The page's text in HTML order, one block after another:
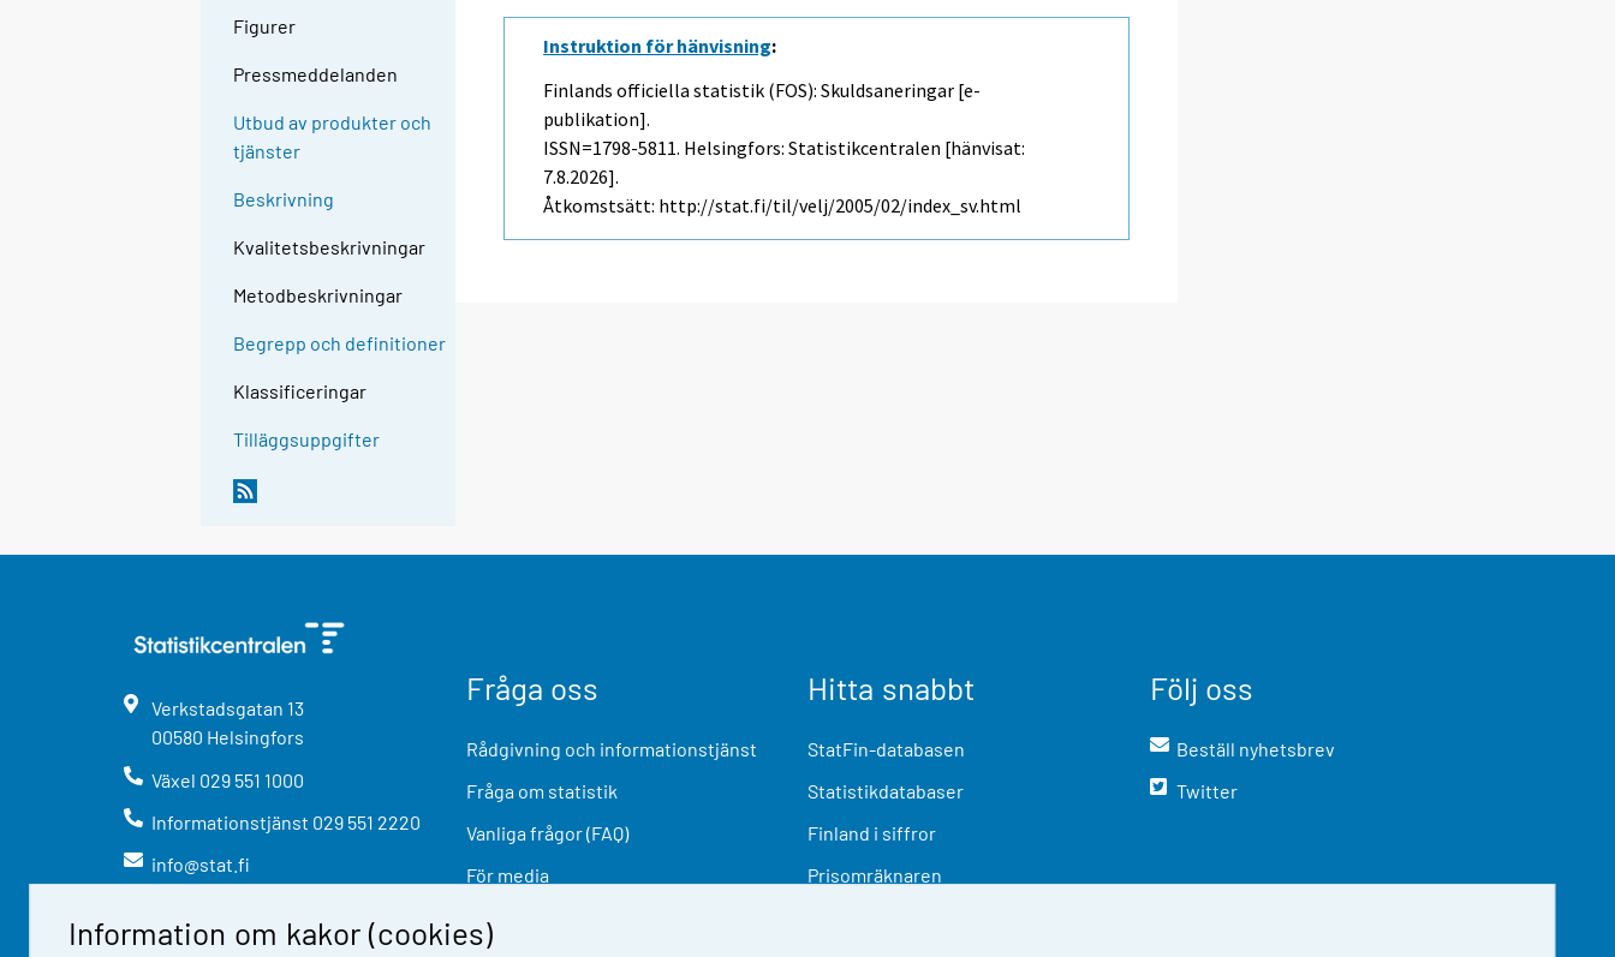
Information om kakor (cookies)
Figurer
Pressmeddelanden
Utbud av produkter och
tjänster
Beskrivning
Kvalitetsbeskrivningar
Metodbeskrivningar
Begrepp och definitioner
Klassificeringar
Tilläggsuppgifter
Instruktion för hänvisning:
Finlands officiella statistik (FOS): Skuldsaneringar [e-
publikation].
ISSN=1798-5811. Helsingfors: Statistikcentralen [hänvisat:
7.8.2026].
Åtkomstsätt: http://stat.fi/til/velj/2005/02/index_sv.html
Verkstadsgatan 13
00580 Helsingfors
Växel 029 551 1000
Informationstjänst 029 551 2220
info@stat.fi
Fråga oss
Rådgivning och informationstjänst
Fråga om statistik
Vanliga frågor (FAQ)
För media
Hitta snabbt
StatFin-databasen
Statistikdatabaser
Finland i siffror
Prisomräknaren
Följ oss
Beställ nyhetsbrev
Twitter